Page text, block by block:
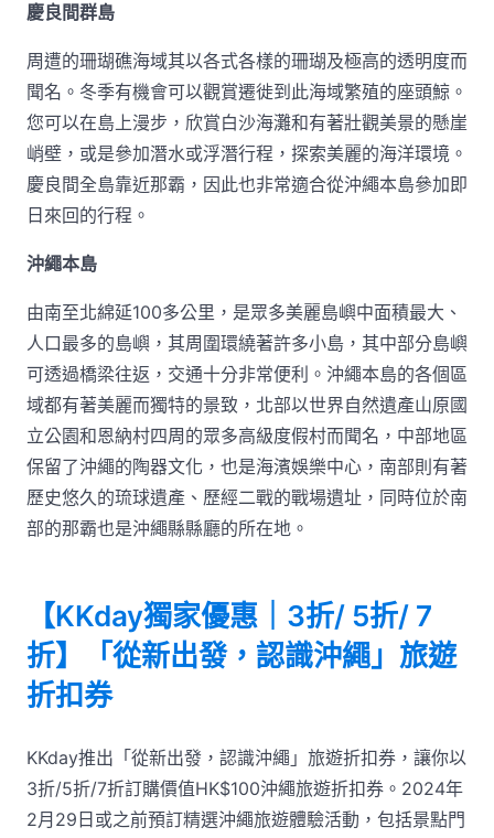
慶良間群島
周遭的珊瑚礁海域其以各式各樣的珊瑚及極高的透明度而
聞名。冬季有機會可以觀賞遷徙到此海域繁殖的座頭鯨。
您可以在島上漫步，欣賞白沙海灘和有著壯觀美景的懸崖
峭壁，或是參加潛水或浮潛行程，探索美麗的海洋環境。
慶良間全島靠近那霸，因此也非常適合從沖繩本島參加即
日來回的行程。
沖繩本島
由南至北綿延100多公里，是眾多美麗島嶼中面積最大、
人口最多的島嶼，其周圍環繞著許多小島，其中部分島嶼
可透過橋梁往返，交通十分非常便利。沖繩本島的各個區
域都有著美麗而獨特的景致，北部以世界自然遺產山原國
立公園和恩納村四周的眾多高級度假村而聞名，中部地區
保留了沖繩的陶器文化，也是海濱娛樂中心，南部則有著
歷史悠久的琉球遺產、歷經二戰的戰場遺址，同時位於南
部的那霸也是沖繩縣縣廳的所在地。
【KKday獨家優惠｜3折/ 5折/ 7
折】「從新出發，認識沖繩」旅遊
折扣券
KKday推出「從新出發，認識沖繩」旅遊折扣券，讓你以
3折/5折/7折訂購價值HK$100沖繩旅遊折扣券。2024年
2月29日或之前預訂精選沖繩旅遊體驗活動，包括景點門